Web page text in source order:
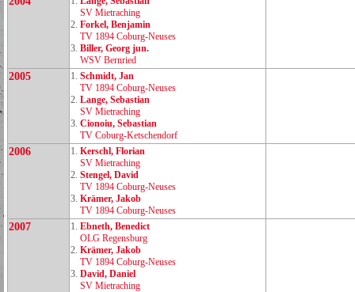
SV Mietraching
2. Forkel, Benjamin
TV 1894 Coburg‑Neuses
3. Biller, Georg jun.
WSV Bernried
2005 1. Schmidt, Jan
TV 1894 Coburg‑Neuses
2. Lange, Sebastian
SV Mietraching
3. Cionoiu, Sebastian
TV Coburg‑Ketschendorf
2006 1. Kerschl, Florian
SV Mietraching
2. Stengel, David
TV 1894 Coburg‑Neuses
3. Krämer, Jakob
TV 1894 Coburg‑Neuses
2007 1. Ebneth, Benedict
OLG Regensburg
2. Krämer, Jakob
TV 1894 Coburg‑Neuses
3. David, Daniel
SV Mietraching